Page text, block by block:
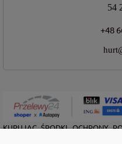
54
+48
KUPUJĄC ŚRODKI OCHRONY